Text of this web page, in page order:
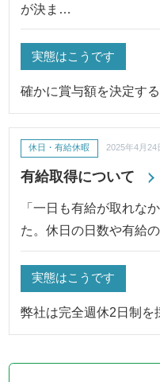
が決ま…
実態はこうです
確かに賞与額を決定す
有給取得について
休日・有給休暇 2025年4月24
「一日も有給が取れな
た。休日の日数や有給
実態はこうです
弊社は完全週休2日制